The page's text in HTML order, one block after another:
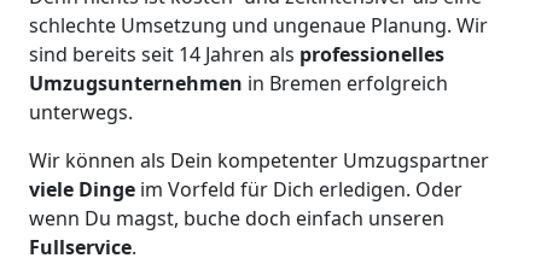
schlechte Umsetzung und ungenaue Planung. Wir
sind bereits seit 14 Jahren als professionelles
Umzugsunternehmen in Bremen erfolgreich
unterwegs.
Wir können als Dein kompetenter Umzugspartner
viele Dinge im Vorfeld für Dich erledigen. Oder
wenn Du magst, buche doch einfach unseren
Fullservice.